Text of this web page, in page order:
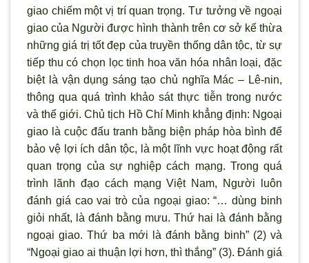
giao chiếm một vị trí quan trọng. Tư tưởng về ngoại
giao của Người được hình thành trên cơ sở kế thừa
những giá trị tốt đẹp của truyền thống dân tộc, từ sự
tiếp thu có chọn lọc tinh hoa văn hóa nhân loại, đặc
biệt là vận dụng sáng tạo chủ nghĩa Mác – Lê-nin,
thông qua quá trình khảo sát thực tiễn trong nước
và thế giới. Chủ tịch Hồ Chí Minh khẳng định: Ngoại
giao là cuộc đấu tranh bằng biện pháp hòa bình để
bảo vệ lợi ích dân tộc, là một lĩnh vực hoạt động rất
quan trọng của sự nghiệp cách mạng. Trong quá
trình lãnh đạo cách mạng Việt Nam, Người luôn
đánh giá cao vai trò của ngoại giao: “… dùng binh
giỏi nhất, là đánh bằng mưu. Thứ hai là đánh bằng
ngoại giao. Thứ ba mới là đánh bằng binh” (2) và
“Ngoại giao ai thuận lợi hơn, thì thắng” (3). Đánh giá